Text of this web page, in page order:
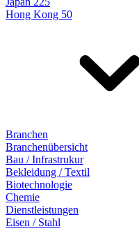
Hong Kong 50
Branchen
Branchenübersicht
Bau / Infrastrukur
Bekleidung / Textil
Biotechnologie
Chemie
Dienstleistungen
Eisen / Stahl